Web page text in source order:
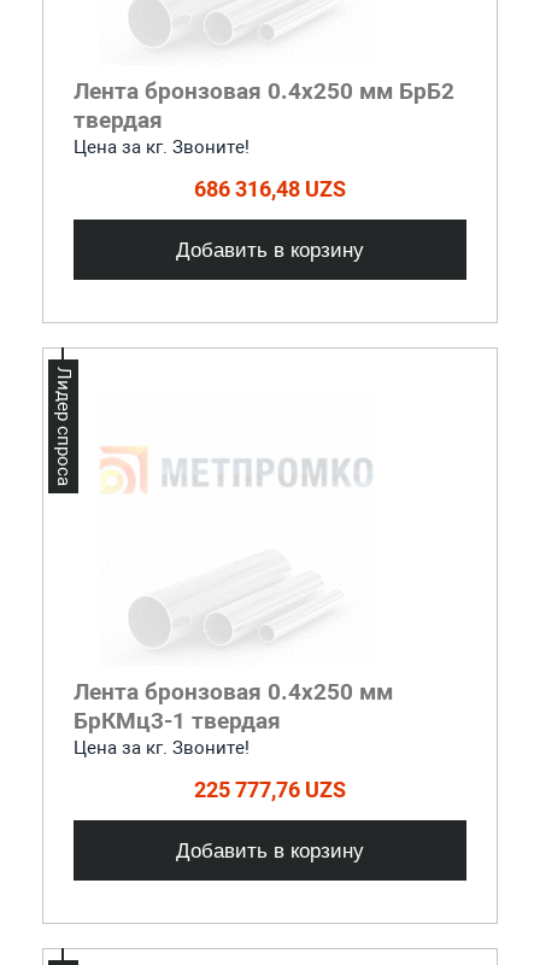
Лента бронзовая 0.4x250 мм БрБ2
твердая
Цена за кг. Звоните!
686 316,48 UZS
Добавить в корзину
Лента бронзовая 0.4x250 мм
БрКМц3-1 твердая
Цена за кг. Звоните!
225 777,76 UZS
Добавить в корзину
Лидер спроса